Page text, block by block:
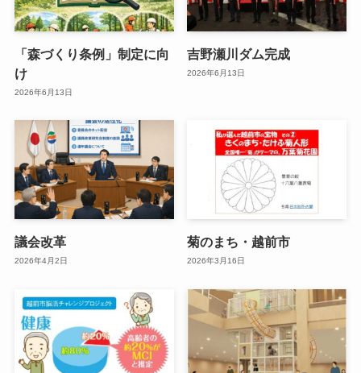
「森づくり条例」制定に向
け
2026年6月13日
吉野瀬川ダム完成
2026年6月13日
議会改革
2026年4月2日
菊のまち・越前市
2026年3月16日